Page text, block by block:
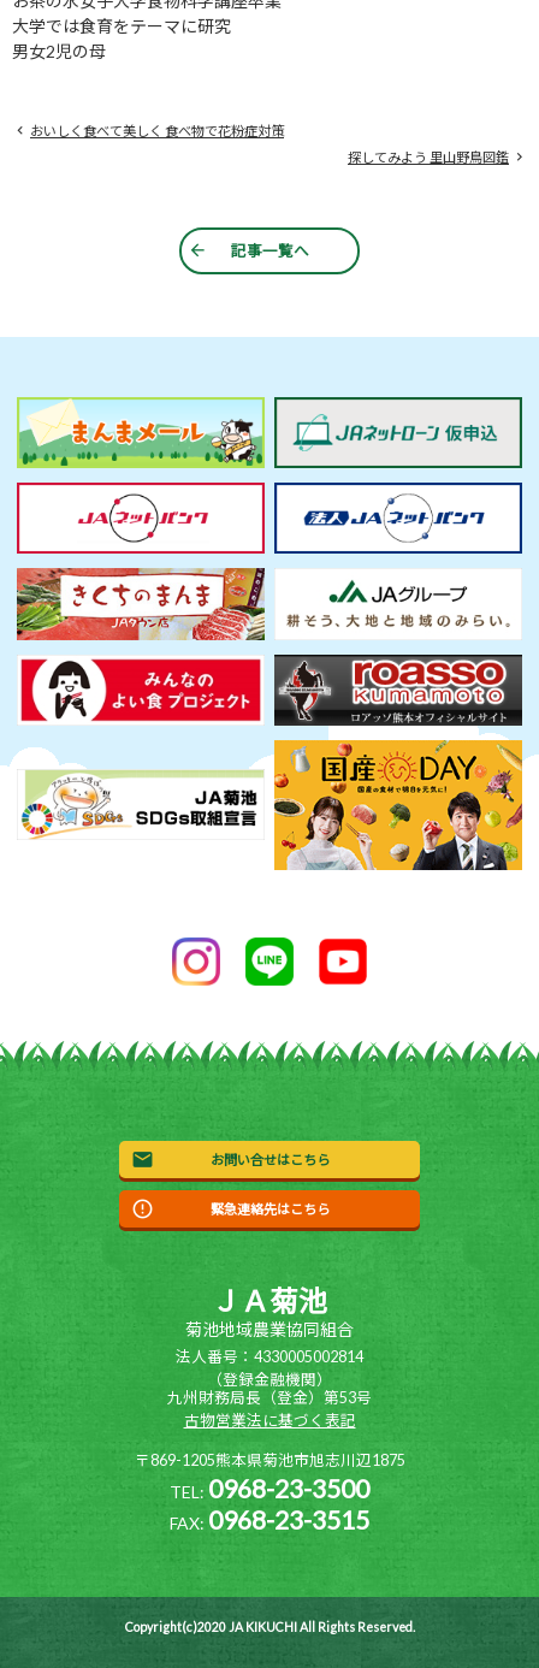
大学では食育をテーマに研究
男女2児の母
おいしく食べて美しく 食べ物で花粉症対策
探してみよう 里山野鳥図鑑
記事一覧へ
お問い合せはこちら
緊急連絡先はこちら
ＪＡ菊池
菊池地域農業協同組合
法人番号：4330005002814
（登録金融機関）
九州財務局長（登金）第53号
古物営業法に基づく表記
〒869-1205熊本県菊池市旭志川辺1875
TEL: 0968-23-3500
FAX: 0968-23-3515
Copyright(c)2020 JA KIKUCHI All Rights Reserved.